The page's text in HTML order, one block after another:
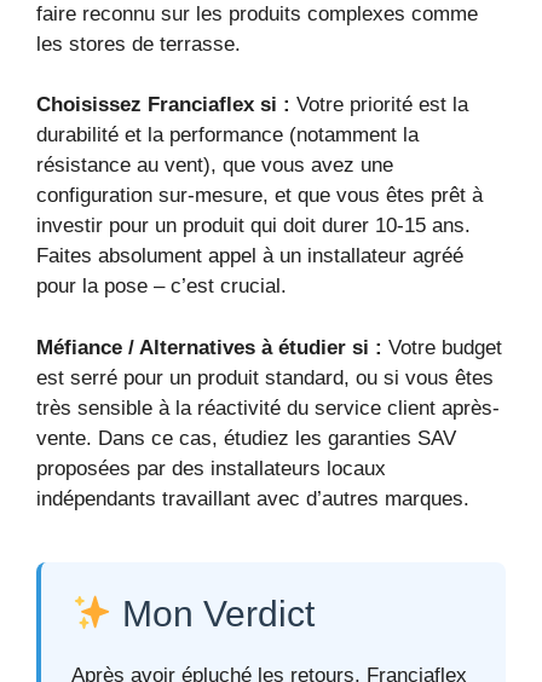
faire reconnu sur les produits complexes comme
les stores de terrasse.
Choisissez Franciaflex si : Votre priorité est la
durabilité et la performance (notamment la
résistance au vent), que vous avez une
configuration sur-mesure, et que vous êtes prêt à
investir pour un produit qui doit durer 10-15 ans.
Faites absolument appel à un installateur agréé
pour la pose – c’est crucial.
Méfiance / Alternatives à étudier si : Votre budget
est serré pour un produit standard, ou si vous êtes
très sensible à la réactivité du service client après-
vente. Dans ce cas, étudiez les garanties SAV
proposées par des installateurs locaux
indépendants travaillant avec d’autres marques.
Mon Verdict
Après avoir épluché les retours, Franciaflex